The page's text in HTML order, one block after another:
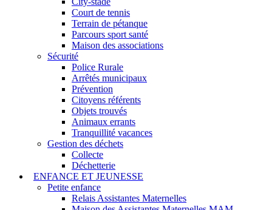
Court de tennis
Terrain de pétanque
Parcours sport santé
Maison des associations
Sécurité
Police Rurale
Arrêtés municipaux
Prévention
Citoyens référents
Objets trouvés
Animaux errants
Tranquillité vacances
Gestion des déchets
Collecte
Déchetterie
ENFANCE ET JEUNESSE
Petite enfance
Relais Assistantes Maternelles